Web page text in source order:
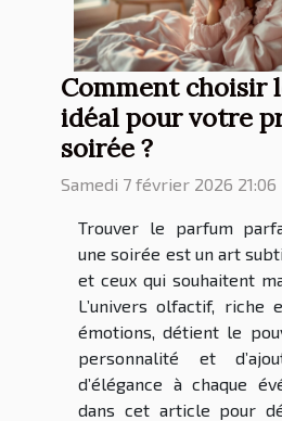
Comment choisir
idéal pour votre
soirée ?
Samedi 7 février 2026 21:06
Trouver le parfum
une soirée est un art
et ceux qui souhaitent
L’univers olfactif, riche
émotions, détient le
personnalité et
d’élégance à chaque
dans cet article pour